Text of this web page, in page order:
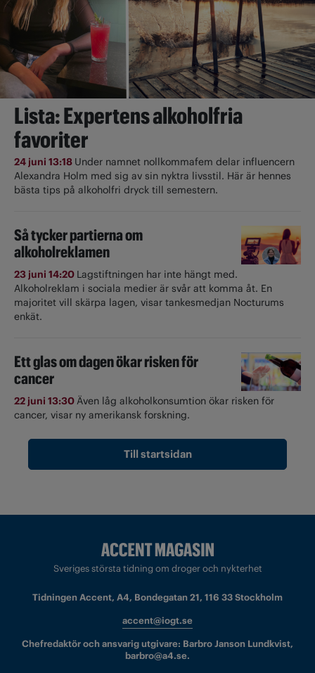
Lista: Expertens alkoholfria
favoriter
24 juni 13:18 Under namnet nollkommafem delar influencern
Alexandra Holm med sig av sin nyktra livsstil. Här är hennes
bästa tips på alkoholfri dryck till semestern.
Så tycker partierna om
alkoholreklamen
23 juni 14:20 Lagstiftningen har inte hängt med.
Alkoholreklam i sociala medier är svår att komma åt. En
majoritet vill skärpa lagen, visar tankesmedjan Nocturums
enkät.
Ett glas om dagen ökar risken för
cancer
22 juni 13:30Även låg alkoholkonsumtion ökar risken för
cancer, visar ny amerikansk forskning.
Till startsidan
Sveriges största tidning om droger och nykterhet
Tidningen Accent, A4, Bondegatan 21, 116 33 Stockholm
accent@iogt.se
Chefredaktör och ansvarig utgivare: Barbro Janson Lundkvist,
barbro@a4.se.